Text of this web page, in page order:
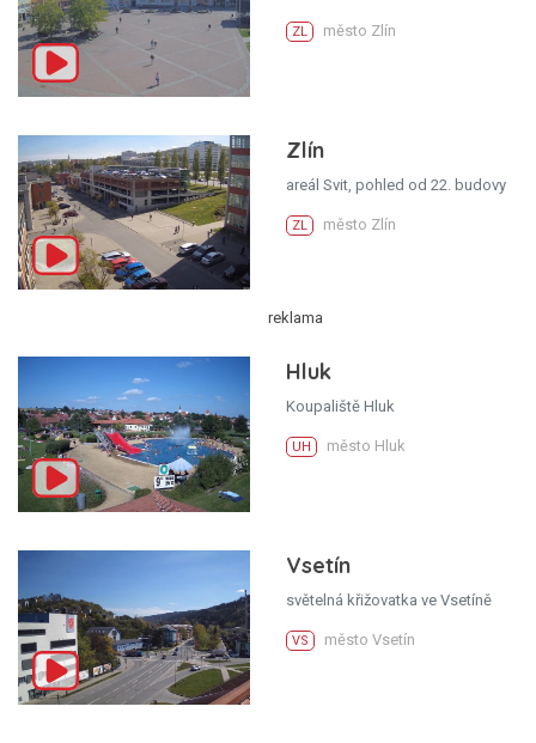
ZL město Zlín
Zlín
areál Svit, pohled od 22. budovy
ZL město Zlín
Hluk
Koupaliště Hluk
UH město Hluk
Vsetín
světelná křižovatka ve Vsetíně
VS město Vsetín